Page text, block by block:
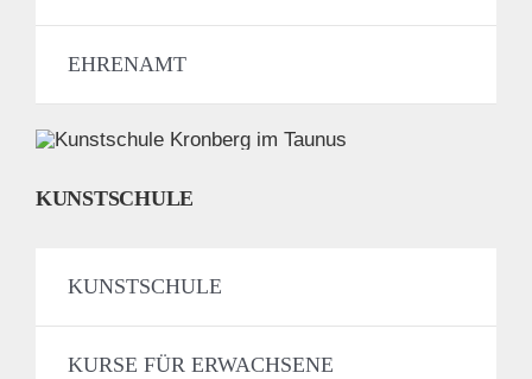
EHRENAMT
KUNSTSCHULE
KUNSTSCHULE
KURSE FÜR ERWACHSENE